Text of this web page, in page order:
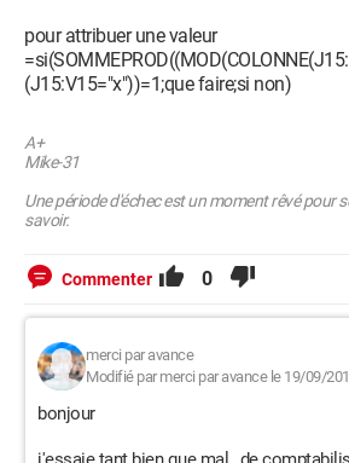
pour attribuer une valeur
(J15:V15="x"))=1;que faire;si non)
A+
Mike-31
Une période d'échec est un moment rêvé pour
savoir.
Commenter 0
merci par avance
Modifié par merci par avance le 19/09/
bonjour